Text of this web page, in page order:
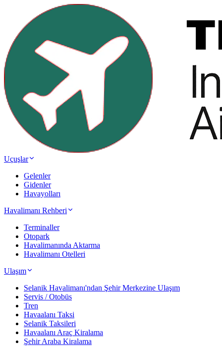
Uçuşlar
Gelenler
Gidenler
Havayolları
Havalimanı Rehberi
Terminaller
Otopark
Havalimanında Aktarma
Havalimanı Otelleri
Ulaşım
Selanik Havalimanı'ndan Şehir Merkezine Ulaşım
Servis / Otobüs
Tren
Havaalanı Taksi
Selanik Taksileri
Havaalanı Araç Kiralama
Şehir Araba Kiralama